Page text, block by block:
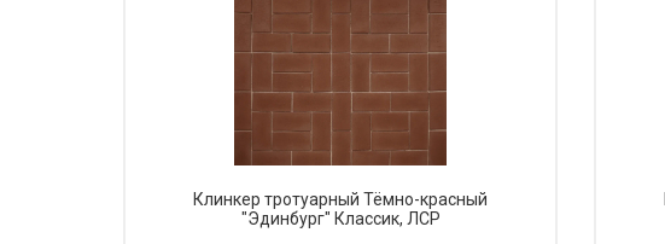
Клинкер тротуарный Тёмно-красный
"Эдинбург" Классик, ЛСР